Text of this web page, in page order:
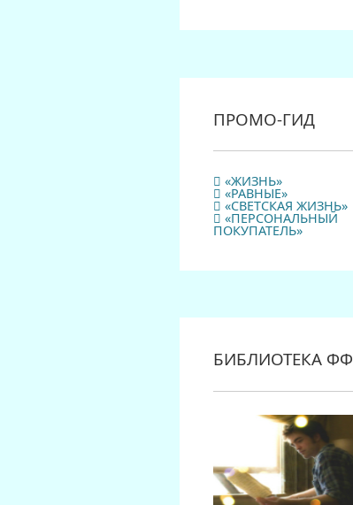
ПРОМО-ГИД
«ЖИЗНЬ»
«РАВНЫЕ»
«СВЕТСКАЯ ЖИЗНЬ»
«ПЕРСОНАЛЬНЫЙ
ПОКУПАТЕЛЬ»
БИБЛИОТЕКА ФФ